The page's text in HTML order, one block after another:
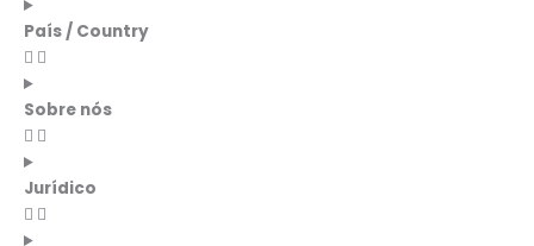
País / Country
Sobre nós
Jurídico